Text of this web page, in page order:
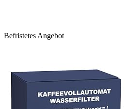
Befristetes Angebot